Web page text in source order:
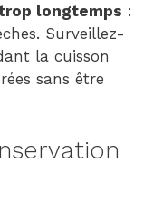
longtemps :
Surveillez-
la cuisson
sans être